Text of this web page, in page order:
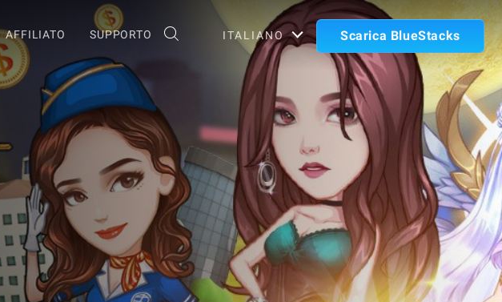
AFFILIATO SUPPORTO ITALIANO Scarica BlueStacks